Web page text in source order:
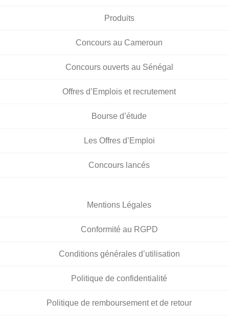
Produits
Concours au Cameroun
Concours ouverts au Sénégal
Offres d’Emplois et recrutement
Bourse d’étude
Les Offres d’Emploi
Concours lancés
Mentions Légales
Conformité au RGPD
Conditions générales d’utilisation
Politique de confidentialité
Politique de remboursement et de retour